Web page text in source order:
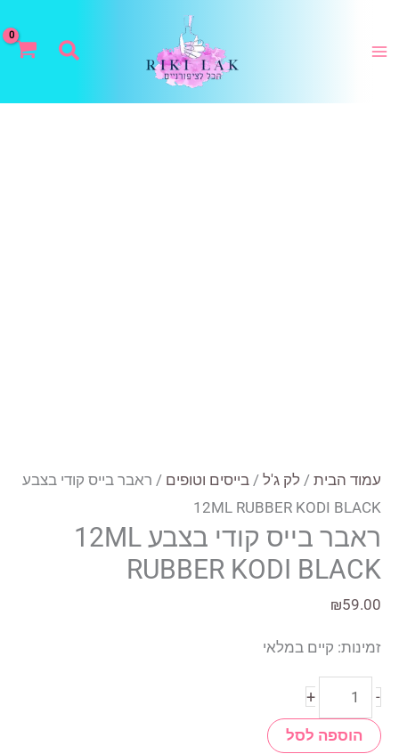
חיפוש
עמוד הבית / לק ג'ל / בייסים וטופים / ראבר בייס קודי בצבע
12ML RUBBER KODI BLACK
ראבר בייס קודי בצבע 12ML
RUBBER KODI BLACK
₪59.00
זמינות: קיים במלאי
-
כמות
של
ראבר
+
הוספה לסל